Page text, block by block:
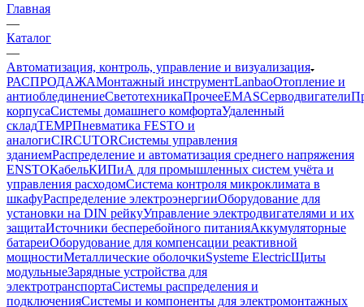
Главная
—
Каталог
—
Автоматизация, контроль, управление и визуализация
РАСПРОДАЖАМонтажный инструментLanbaoОтопление и
антиоблединениеСветотехникаПрочееEMASCерводвигатели
корпусаСистемы домашнего комфортаУдаленный
складTEMPПневматика FESTO и
аналогиCIRCUTORСистемы управления
зданиемРаспределение и автоматизация среднего напряжения
ENSTOКабельКИПиА для промышленных систем учёта и
управления расходомСистема контроля микроклимата в
шкафуРаспределение электроэнергииОборудование для
установки на DIN рейкуУправление электродвигателями и их
защитаИсточники бесперебойного питанияАккумуляторные
батареиОборудование для компенсации реактивной
мощностиМеталлические оболочкиSysteme ElectricЩиты
модульныеЗарядные устройства для
электротранспортаСистемы распределения и
подключенияСистемы и компоненты для электромонтажных